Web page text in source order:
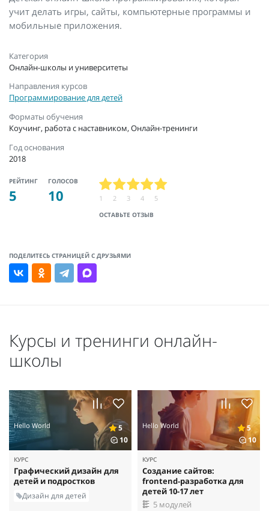
учит делать игры, сайты, компьютерные программы и
мобильные приложения.
Категория
Онлайн-школы и университеты
Направления курсов
Программирование для детей
Форматы обучения
Коучинг, работа с наставником, Онлайн-тренинги
Год основания
2018
РЕЙТИНГ
5
ГОЛОСОВ
10
ОСТАВЬТЕ ОТЗЫВ
1 2 3 4 5
ПОДЕЛИТЕСЬ СТРАНИЦЕЙ С ДРУЗЬЯМИ
Курсы и тренинги онлайн-
школы
Hello World
5
10
КУРС
Графический дизайн для
детей и подростков
Дизайн для детей
Hello World
5
10
КУРС
Создание сайтов:
frontend‑разработка для
детей 10-17 лет
5 модулей